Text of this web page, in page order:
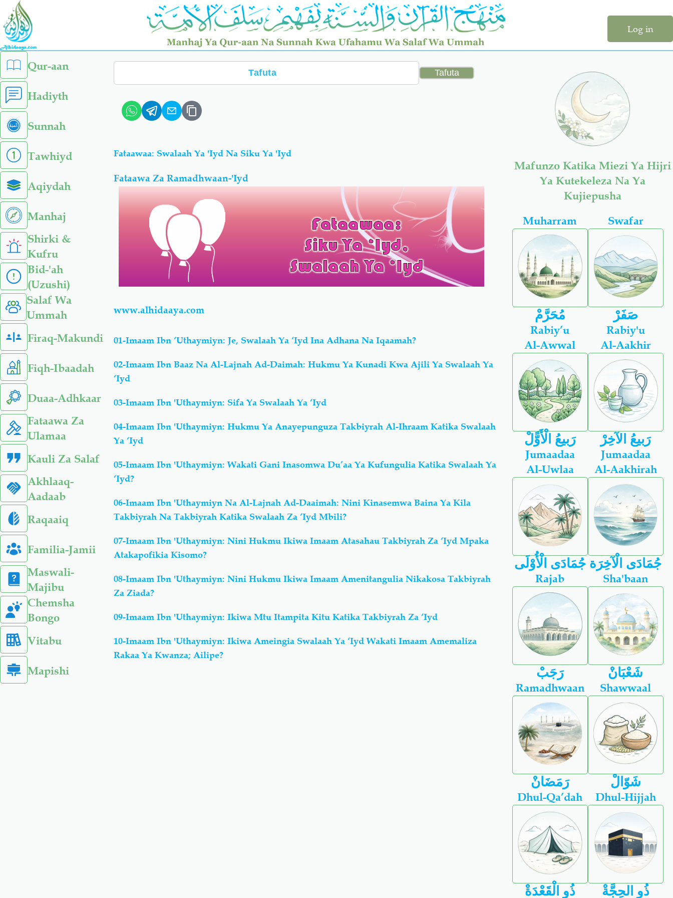
Skip
main
content
Log in
left
sidebar
menu
Qur-aan
Hadiyth
Sunnah
Tawhiyd
Aqiydah
Manhaj
Shirki &
Kufru
Bid-'ah
(Uzushi)
Salaf Wa
Ummah
Firaq-Makundi
Fiqh-Ibaadah
Duaa-Adhkaar
Fataawa Za
Ulamaa
Kauli Za Salaf
Akhlaaq-
Aadaab
Raqaaiq
Familia-Jamii
Maswali-
Majibu
Chemsha
Bongo
Vitabu
Mapishi
Search
Fataawaa: Swalaah Ya 'Iyd Na Siku Ya 'Iyd
Fataawa Za Ramadhwaan-'Iyd
www.alhidaaya.com
01-Imaam Ibn ‘Uthaymiyn: Je, Swalaah Ya ‘Iyd Ina Adhana Na Iqaamah?
02-Imaam Ibn Baaz Na Al-Lajnah Ad-Daimah: Hukmu Ya Kunadi Kwa Ajili Ya Swalaah Ya
‘Iyd
03-Imaam Ibn 'Uthaymiyn: Sifa Ya Swalaah Ya ‘Iyd
04-Imaam Ibn 'Uthaymiyn: Hukmu Ya Anayepunguza Takbiyrah Al-Ihraam Katika Swalaah
Ya ‘Iyd
05-Imaam Ibn 'Uthaymiyn: Wakati Gani Inasomwa Du’aa Ya Kufungulia Katika Swalaah Ya
‘Iyd?
06-Imaam Ibn 'Uthaymiyn Na Al-Lajnah Ad-Daaimah: Nini Kinasemwa Baina Ya Kila
Takbiyrah Na Takbiyrah Katika Swalaah Za ‘Iyd Mbili?
07-Imaam Ibn 'Uthaymiyn: Nini Hukmu Ikiwa Imaam Atasahau Takbiyrah Za ‘Iyd Mpaka
Atakapofikia Kisomo?
08-Imaam Ibn 'Uthaymiyn: Nini Hukmu Ikiwa Imaam Amenitangulia Nikakosa Takbiyrah
Za Ziada?
09-Imaam Ibn 'Uthaymiyn: Ikiwa Mtu Itampita Kitu Katika Takbiyrah Za ‘Iyd
10-Imaam Ibn 'Uthaymiyn: Ikiwa Ameingia Swalaah Ya ‘Iyd Wakati Imaam Amemaliza
Rakaa Ya Kwanza; Ailipe?
Mafunzo Katika Miezi Ya Hijri
Ya Kutekeleza Na Ya
Kujiepusha
Muharram
مُحَرَّمْ
Swafar
صَفَرْ
Rabiy’u
Al-Awwal
رَبيعُ الْأَوًّلْ
Rabiy'u
Al-Aakhir
رَبيعُ الآخِرْ
Jumaadaa
Al-Uwlaa
جُمَادَى الْأُوْلَى
Jumaadaa
Al-Aakhirah
جُمَادَى الْآخِرَة
Rajab
رَجَبْ
Sha'baan
شَعْبَانْ
Ramadhwaan
رَمَضَانْ
Shawwaal
شَوّالْ
Dhul-Qa’dah
ذُو الْقَعْدَةْ
Dhul-Hijjah
ذُو الحِجَّةْ